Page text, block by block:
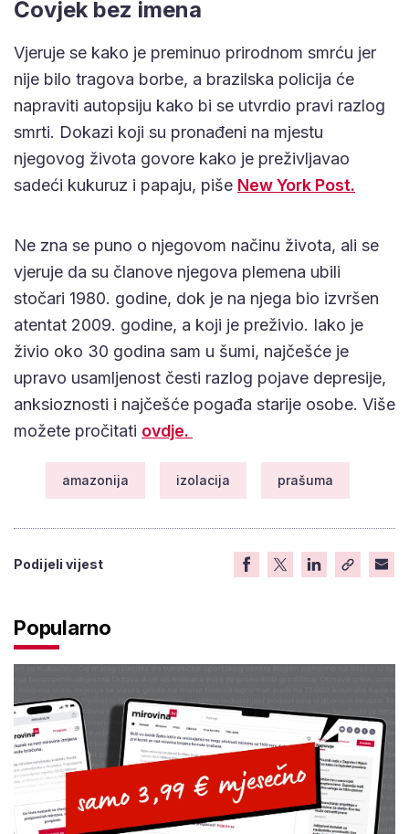
Čovjek bez imena
Vjeruje se kako je preminuo prirodnom smrću jer
nije bilo tragova borbe, a brazilska policija će
napraviti autopsiju kako bi se utvrdio pravi razlog
smrti. Dokazi koji su pronađeni na mjestu
njegovog života govore kako je preživljavao
sadeći kukuruz i papaju, piše New York Post.
Ne zna se puno o njegovom načinu života, ali se
vjeruje da su članove njegova plemena ubili
stočari 1980. godine, dok je na njega bio izvršen
atentat 2009. godine, a koji je preživio. Iako je
živio oko 30 godina sam u šumi, najčešće je
upravo usamljenost česti razlog pojave depresije,
anksioznosti i najčešće pogađa starije osobe. Više
možete pročitati ovdje.
amazonija izolacija prašuma
Podijeli vijest
Popularno